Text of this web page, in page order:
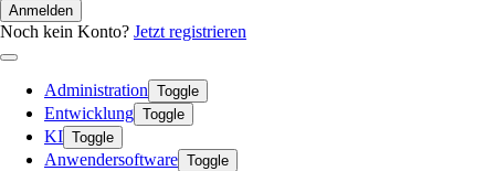
Anmelden
Noch kein Konto? Jetzt registrieren
Administration Toggle
Entwicklung Toggle
KI Toggle
Anwendersoftware Toggle